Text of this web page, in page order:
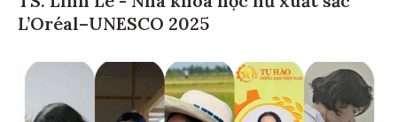
L’Oréal–UNESCO 2025